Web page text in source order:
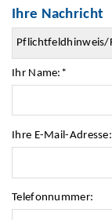
Ihre Nachricht
Ihr Name: *
Ihre E-Mail-Adresse:
Telefonnummer: